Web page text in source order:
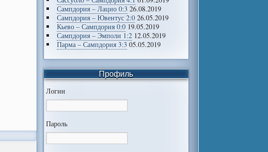
Сампдория – Лацио 0:3 26.08.2019
Сампдория – Ювентус 2:0 26.05.2019
Кьево – Сампдория 0:0 19.05.2019
Сампдория – Эмполи 1:2 12.05.2019
Парма – Сампдория 3:3 05.05.2019
Профиль
Логин
Пароль